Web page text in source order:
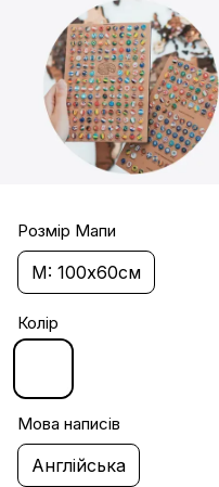
Розмір Мапи
M: 100х60см
Колір
Мова написів
Англійська